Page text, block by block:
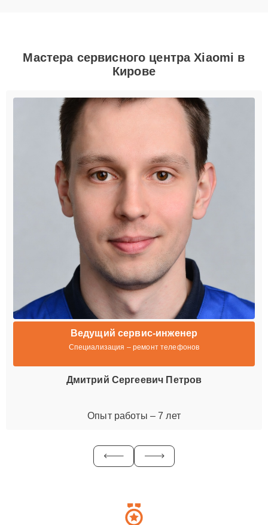
Мастера сервисного центра Xiaomi в
Кирове
Ведущий сервис-инженер
Специализация – ремонт телефонов
Дмитрий Сергеевич Петров
Опыт работы – 7 лет